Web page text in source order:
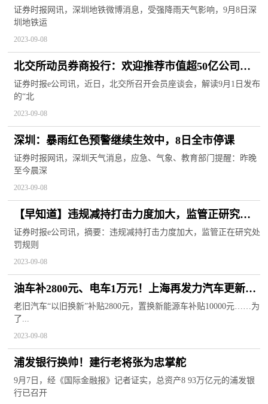
证券时报网讯，深圳地铁微博消息，受强降雨天气影响，9月8日深
圳地铁运
2023-09-08
北交所动员券商投行：欢迎推荐市值超50亿公司上
市
证券时报e公司讯，近日，北交所召开会员座谈会，解读9月1日发布
的“北
2023-09-08
深圳：暴雨红色预警继续生效中，8日全市停课
证券时报网讯，深圳天气消息，应急、气象、教育部门提醒：昨晚
至今晨深
2023-09-08
【早知道】违规减持打击力度加大，监管正研究处
罚规则“痛感不强”问题；上海出台住房公积金支持
城市更新政策
证券时报e公司讯，摘要：违规减持打击力度加大，监管正在研究处
罚规则
2023-09-08
油车补2800元、电车1万元！上海再发力汽车更新消
费
老旧汽车“以旧换新”补贴2800元，置换新能源车补贴10000元……为
了...
2023-09-08
浦发银行换帅！建行老将张为忠掌舵
9月7日，经《国际金融报》记者证实，总资产8 93万亿元的浦发银
行已召开